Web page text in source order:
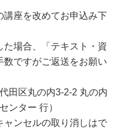
座を改めてお申込み下
場合、「テキスト・資
ですがご返送をお願い
田区丸の内3-2-2 丸の内
ンター 行）
ンセルの取り消しはで